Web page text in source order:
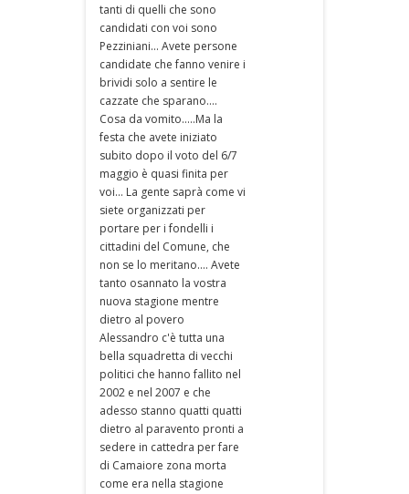
tanti di quelli che sono
candidati con voi sono
Pezziniani... Avete persone
candidate che fanno venire i
brividi solo a sentire le
cazzate che sparano....
Cosa da vomito.....Ma la
festa che avete iniziato
subito dopo il voto del 6/7
maggio è quasi finita per
voi... La gente saprà come vi
siete organizzati per
portare per i fondelli i
cittadini del Comune, che
non se lo meritano.... Avete
tanto osannato la vostra
nuova stagione mentre
dietro al povero
Alessandro c'è tutta una
bella squadretta di vecchi
politici che hanno fallito nel
2002 e nel 2007 e che
adesso stanno quatti quatti
dietro al paravento pronti a
sedere in cattedra per fare
di Camaiore zona morta
come era nella stagione